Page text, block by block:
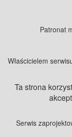
Patronat
Właścicielem
Ta strona
Serwis